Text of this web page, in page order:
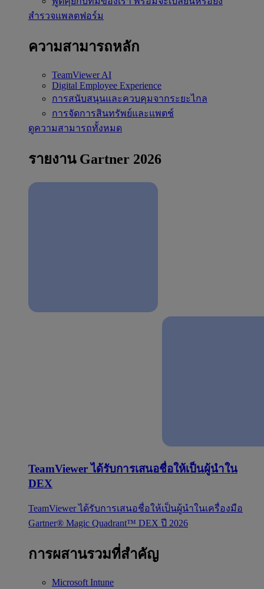
สำรวจแพลตฟอร์ม
ความสามารถหลัก
TeamViewer AI
Digital Employee Experience
การสนับสนุนและควบคุมจากระยะไกล
การจัดการสินทรัพย์และแพตช์
ดูความสามารถทั้งหมด
รายงาน Gartner 2026
TeamViewer ได้รับการเสนอชื่อให้เป็นผู้นำใน
DEX
TeamViewer ได้รับการเสนอชื่อให้เป็นผู้นำในเครื่องมือ
Gartner® Magic Quadrant™ DEX ปี 2026
การผสานรวมที่สำคัญ
Microsoft Intune